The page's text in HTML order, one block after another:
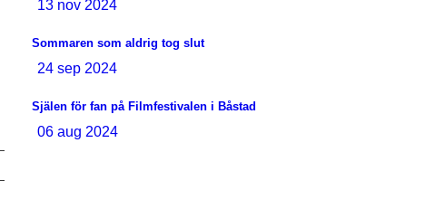
13 nov 2024
Sommaren som aldrig tog slut
24 sep 2024
Själen för fan på Filmfestivalen i Båstad
06 aug 2024